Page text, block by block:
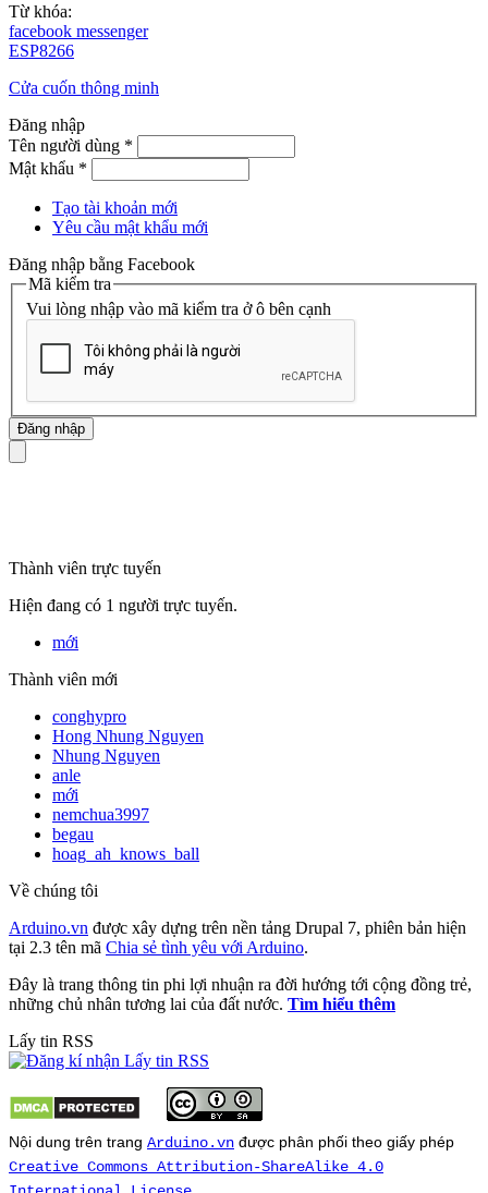
Từ khóa:
facebook messenger
ESP8266
Cửa cuốn thông minh
Đăng nhập
Tên người dùng *
Mật khẩu *
Tạo tài khoản mới
Yêu cầu mật khẩu mới
Đăng nhập bằng Facebook
Mã kiểm tra
Vui lòng nhập vào mã kiểm tra ở ô bên cạnh
Thành viên trực tuyến
Hiện đang có 1 người trực tuyến.
mới
Thành viên mới
conghypro
Hong Nhung Nguyen
Nhung Nguyen
anle
mới
nemchua3997
begau
hoag_ah_knows_ball
Về chúng tôi
Arduino.vn được xây dựng trên nền tảng Drupal 7, phiên bản hiện
tại 2.3 tên mã Chia sẻ tình yêu với Arduino.
Đây là trang thông tin phi lợi nhuận ra đời hướng tới cộng đồng trẻ,
những chủ nhân tương lai của đất nước. Tìm hiểu thêm
Lấy tin RSS
Nội dung trên trang Arduino.vn được phân phối theo giấy phép
Creative Commons Attribution-ShareAlike 4.0